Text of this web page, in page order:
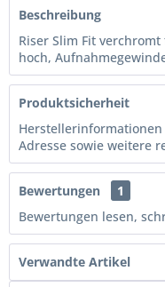
Beschreibung
Riser Slim Fit
hoch,
Produktsicherheit
Adresse sowie weitere
Bewertungen
1
Bewertungen lesen,
Verwandte Artikel